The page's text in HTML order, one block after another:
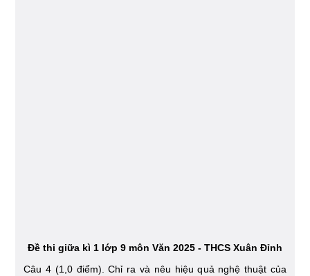
Đề thi giữa kì 1 lớp 9 môn Văn 2025 - THCS Xuân Đỉnh
Câu 4 (1,0 điểm). Chỉ ra và nêu hiệu quả nghệ thuật của